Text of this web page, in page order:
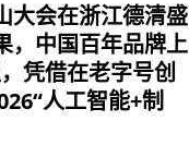
大会在浙江德清盛
，中国百年品牌上
凭借在老字号创
人工智能+制